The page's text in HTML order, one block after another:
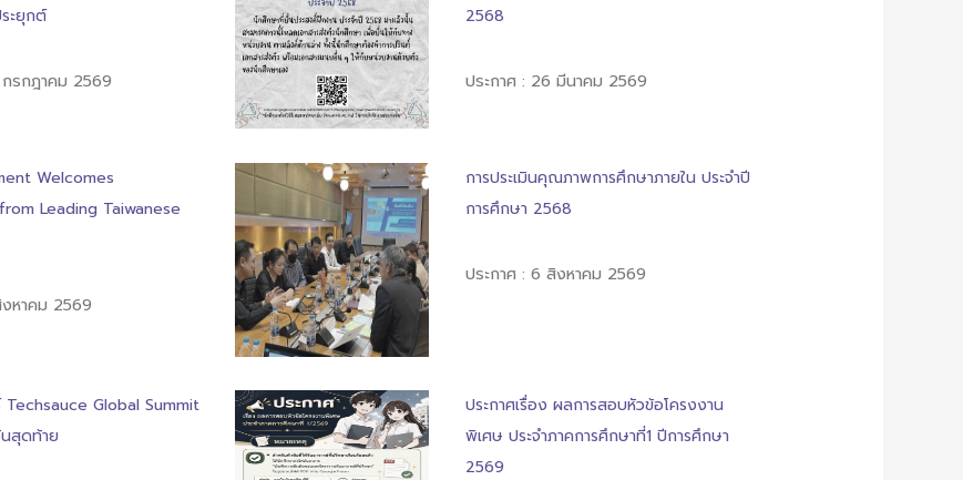
ะยุกต์
รกฎาคม 2569
2568
ประกาศ : 26 มีนาคม 2569
Welcomes
Leading Taiwanese
หาคม 2569
การประเมินคุณภาพการศึกษาภายใน ประจำปี
การศึกษา 2568
ประกาศ : 6 สิงหาคม 2569
Techsauce Global Summit
สุดท้าย
ประกาศเรื่อง ผลการสอบหัวข้อโครงงาน
พิเศษ ประจำภาคการศึกษาที่1 ปีการศึกษา
2569